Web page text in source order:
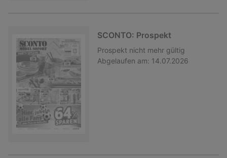
SCONTO: Prospekt
Prospekt nicht mehr gültig
Abgelaufen am: 14.07.2026